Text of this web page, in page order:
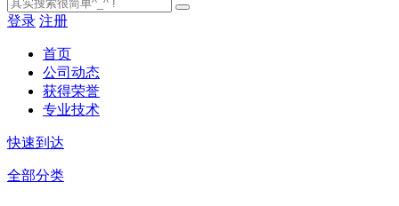
登录 注册
首页
公司动态
获得荣誉
专业技术
快速到达
全部分类